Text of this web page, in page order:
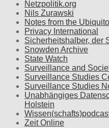
Netzpolitik.org
Nils Zurawski
Notes from the
Privacy International
Sicherheitshalber, der
Snowden Archive
State Watch
Surveillance and
Surveillance Studies
Surveillance Studies
Unabhängiges
Holstein
Zeit Online